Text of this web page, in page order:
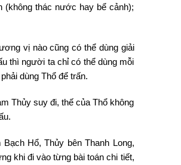
(không thác nước hay bể cảnh);
vị nào cũng có thể dùng giải
thì người ta chỉ có thể dùng mỗi
dùng Thổ để trấn.
Thủy suy đi, thế của Thổ không
Hổ, Thủy bên Thanh Long,
khi đi vào từng bài toán chi tiết,